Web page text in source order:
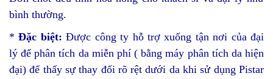
bình thường.
*Đặc biệt: Được công ty hỗ trợ xuống tận nơi của đại
lý để phân tích da miễn phí ( bằng máy phân tích da hiện
đại) để thấy sự thay đổi rõ rệt dưới da khi sử dụng Pistar